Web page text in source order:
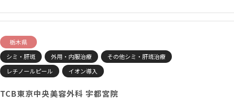
栃木県
シミ・肝斑
外用・内服治療
その他シミ・肝斑治療
レチノールピール
イオン導入
TCB東京中央美容外科 宇都宮院